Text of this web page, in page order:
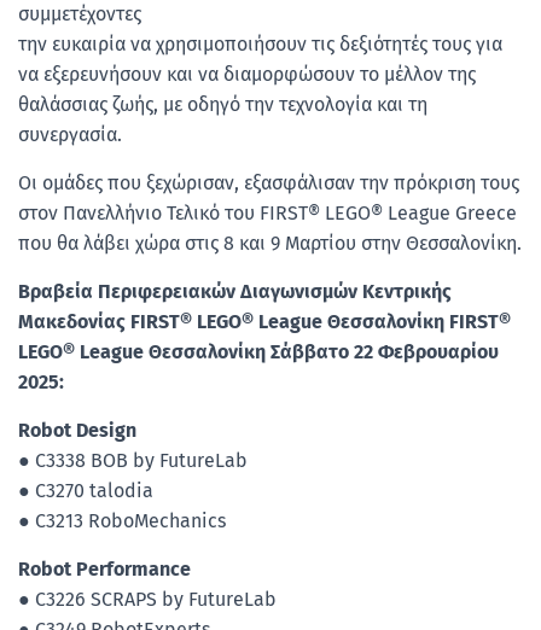
συμμετέχοντες
την ευκαιρία να χρησιμοποιήσουν τις δεξιότητές τους για
να εξερευνήσουν και να διαμορφώσουν το μέλλον της
θαλάσσιας ζωής, με οδηγό την τεχνολογία και τη
συνεργασία.
Οι ομάδες που ξεχώρισαν, εξασφάλισαν την πρόκριση τους
στον Πανελλήνιο Τελικό του FIRST® LEGO® League Greece
που θα λάβει χώρα στις 8 και 9 Μαρτίου στην Θεσσαλονίκη.
Βραβεία Περιφερειακών Διαγωνισμών Κεντρικής
Μακεδονίας FIRST® LEGO® League Θεσσαλονίκη FIRST®
LEGO® League Θεσσαλονίκη Σάββατο 22 Φεβρουαρίου
2025:
Robot Design
● C3338 BOB by FutureLab
● C3270 talodia
● C3213 RoboMechanics
Robot Performance
● C3226 SCRAPS by FutureLab